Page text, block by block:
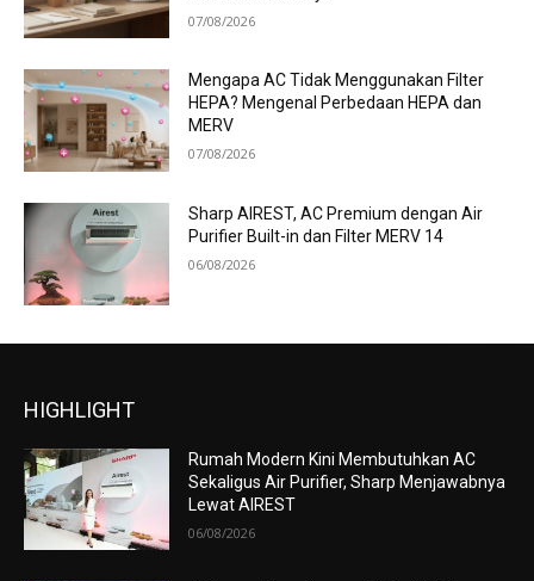
07/08/2026
Mengapa AC Tidak Menggunakan Filter
HEPA? Mengenal Perbedaan HEPA dan
MERV
07/08/2026
Sharp AIREST, AC Premium dengan Air
Purifier Built-in dan Filter MERV 14
06/08/2026
HIGHLIGHT
Rumah Modern Kini Membutuhkan AC
Sekaligus Air Purifier, Sharp Menjawabnya
Lewat AIREST
06/08/2026